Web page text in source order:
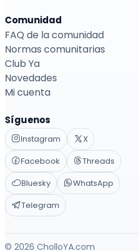
Comunidad
FAQ de la comunidad
Normas comunitarias
Club Ya
Novedades
Mi cuenta
Síguenos
Instagram
X
Facebook
Threads
Bluesky
WhatsApp
Telegram
© 2026 CholloYA.com